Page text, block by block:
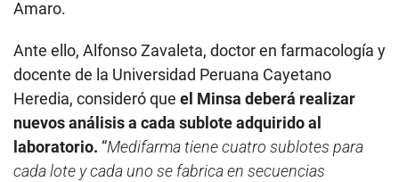
Amaro.
Ante ello, Alfonso Zavaleta, doctor en farmacología y
docente de la Universidad Peruana Cayetano
Heredia, consideró que el Minsa deberá realizar
nuevos análisis a cada sublote adquirido al
laboratorio. “Medifarma tiene cuatro sublotes para
cada lote y cada uno se fabrica en secuencias